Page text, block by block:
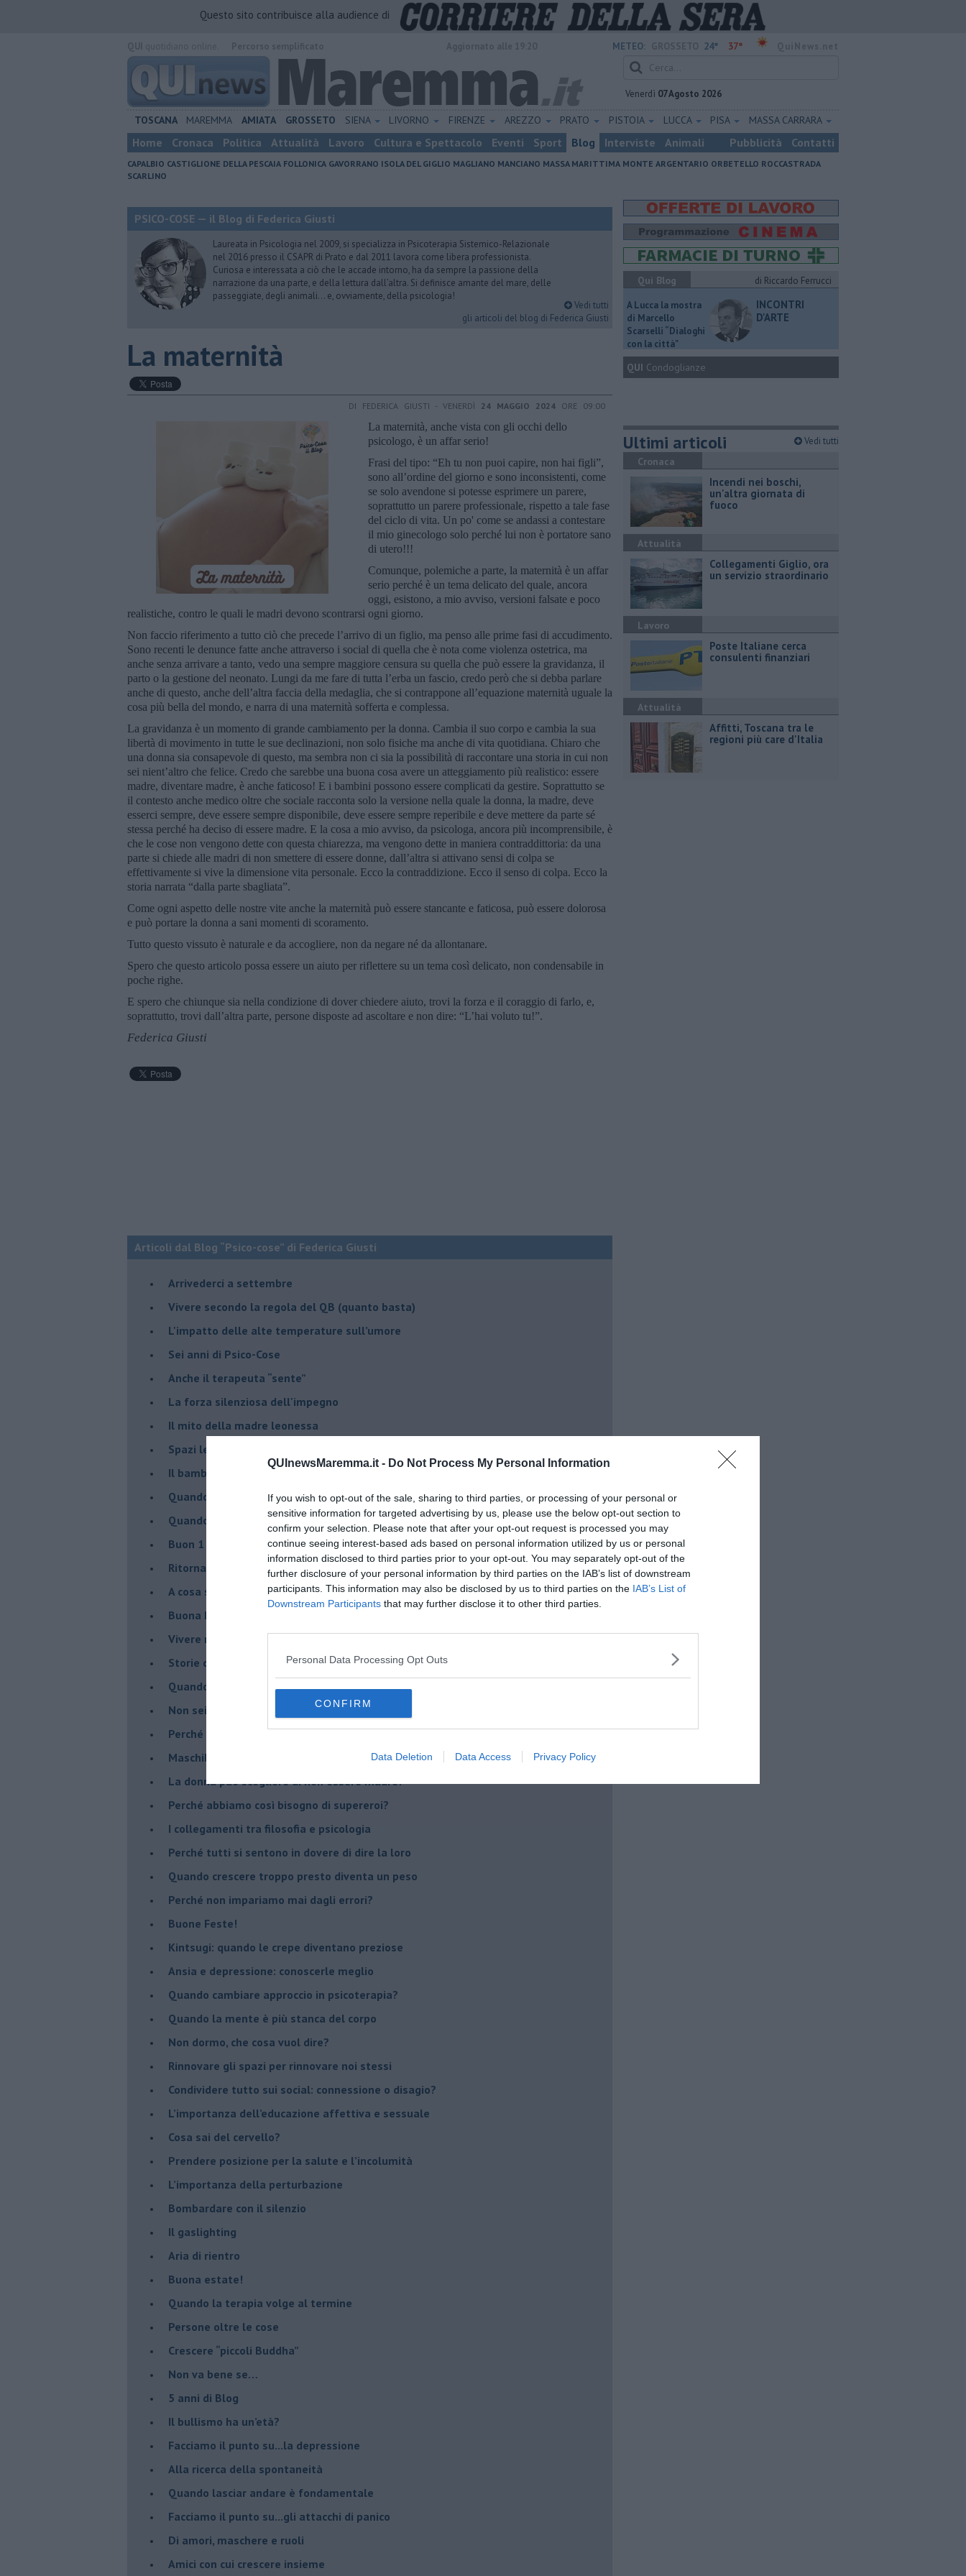
QUInewsMaremma.it - Do Not Process My Personal Information
If you wish to opt-out of the sale, sharing to third parties, or processing of your personal or
sensitive information for targeted advertising by us, please use the below opt-out section to
confirm your selection. Please note that after your opt-out request is processed you may
continue seeing interest-based ads based on personal information utilized by us or personal
information disclosed to third parties prior to your opt-out. You may separately opt-out of the
further disclosure of your personal information by third parties on the IAB’s list of downstream
participants. This information may also be disclosed by us to third parties on the IAB’s List of
Downstream Participants that may further disclose it to other third parties.
Personal Data Processing Opt Outs
CONFIRM
Data Deletion Data Access Privacy Policy
Questo sito contribuisce alla audience di
METEO: 24° 37°
Venerdì 07 Agosto 2026
TOSCANA MAREMMA AMIATA GROSSETO SIENA LIVORNO FIRENZE AREZZO PRATO PISTOIA LUCCA PISA MASSA CARRARA
Home Cronaca Politica Attualità Lavoro Cultura e Spettacolo Eventi Sport Blog Interviste Animali Pubblicità Contatti
CAPALBIO CASTIGLIONE DELLA PESCAIA FOLLONICA GAVORRANO ISOLA DEL GIGLIO MAGLIANO MANCIANO MASSA MARITTIMA MONTE ARGENTARIO ORBETELLO ROCCASTRADA
SCARLINO
PSICO-COSE — il Blog di Federica Giusti
Laureata in Psicologia nel 2009, si specializza in Psicoterapia Sistemico-Relazionale
nel 2016 presso il CSAPR di Prato e dal 2011 lavora come libera professionista.
Curiosa e interessata a ciò che le accade intorno, ha da sempre la passione della
narrazione da una parte, e della lettura dall’altra. Si definisce amante del mare, delle
passeggiate, degli animali… e, ovviamente, della psicologia!
Vedi tutti
gli articoli del blog di Federica Giusti
La maternità
DI FEDERICA GIUSTI - VENERDÌ 24 MAGGIO 2024 ORE 09:00
La maternità, anche vista con gli occhi dello
psicologo, è un affar serio!
Frasi del tipo: “Eh tu non puoi capire, non hai figli”,
sono all’ordine del giorno e sono inconsistenti, come
se solo avendone si potesse esprimere un parere,
soprattutto un parere professionale, rispetto a tale fase
del ciclo di vita. Un po' come se andassi a contestare
il mio ginecologo solo perché lui non è portatore sano
di utero!!!
Comunque, polemiche a parte, la maternità è un affar
serio perché è un tema delicato del quale, ancora
oggi, esistono, a mio avviso, versioni falsate e poco
realistiche, contro le quali le madri devono scontrarsi ogni giorno.
Non faccio riferimento a tutto ciò che precede l’arrivo di un figlio, ma penso alle prime fasi di accudimento.
Sono recenti le denunce fatte anche attraverso i social di quella che è nota come violenza ostetrica, ma
anche senza arrivare a tanto, vedo una sempre maggiore censura su quella che può essere la gravidanza, il
parto o la gestione del neonato. Lungi da me fare di tutta l’erba un fascio, credo però che si debba parlare
anche di questo, anche dell’altra faccia della medaglia, che si contrappone all’equazione maternità uguale la
cosa più bella del mondo, e narra di una maternità sofferta e complessa.
La gravidanza è un momento di grande cambiamento per la donna. Cambia il suo corpo e cambia la sua
libertà di movimento in tutte le sue declinazioni, non solo fisiche ma anche di vita quotidiana. Chiaro che
una donna sia consapevole di questo, ma sembra non ci sia la possibilità di raccontare una storia in cui non
sei nient’altro che felice. Credo che sarebbe una buona cosa avere un atteggiamento più realistico: essere
madre, diventare madre, è anche faticoso! E i bambini possono essere complicati da gestire. Soprattutto se
il contesto anche medico oltre che sociale racconta solo la versione nella quale la donna, la madre, deve
esserci sempre, deve essere sempre disponibile, deve essere sempre reperibile e deve mettere da parte sé
stessa perché ha deciso di essere madre. E la cosa a mio avviso, da psicologa, ancora più incomprensibile, è
che le cose non vengono dette con questa chiarezza, ma vengono dette in maniera contraddittoria: da una
parte si chiede alle madri di non smettere di essere donne, dall’altra si attivano sensi di colpa se
effettivamente si vive la dimensione vita personale. Ecco la contraddizione. Ecco il senso di colpa. Ecco la
storia narrata “dalla parte sbagliata”.
Come ogni aspetto delle nostre vite anche la maternità può essere stancante e faticosa, può essere dolorosa
e può portare la donna a sani momenti di scoramento.
Tutto questo vissuto è naturale e da accogliere, non da negare né da allontanare.
Spero che questo articolo possa essere un aiuto per riflettere su un tema così delicato, non condensabile in
poche righe.
E spero che chiunque sia nella condizione di dover chiedere aiuto, trovi la forza e il coraggio di farlo, e,
soprattutto, trovi dall’altra parte, persone disposte ad ascoltare e non dire: “L’hai voluto tu!”.
Federica Giusti
Articoli dal Blog “Psico-cose” di Federica Giusti
​Arrivederci a settembre
​Vivere secondo la regola del QB (quanto basta)
​L'impatto delle alte temperature sull’umore
Sei anni di Psico-Cose
​Anche il terapeuta “sente”
​La forza silenziosa dell'impegno
​Il mito della madre leonessa
Spazi leggeri per tempi complessi
Il bambino, il marshmallow e il tempo
​Quando cambia il nome di una sindrome
​Quando il terapeuta torna a casa
​Buon 1 Maggio!
Ritornare indietro di vent’anni
​A cosa serve davvero la psicoterapia
​Buona Pasqua e … buona rinascita!
​Vivere nell’incertezza
​Storie di rinascita: i Take That
​Quando la rigidità del terapeuta è fondamentale
​Non sei indietro, stai seguendo il tuo tempo
​Perché abbiamo bisogno di Sanremo?
​Maschilismo inconsapevole
​La donna può scegliere di non essere madre!
​Perché abbiamo così bisogno di supereroi?
​I collegamenti tra filosofia e psicologia
​Perché tutti si sentono in dovere di dire la loro
​Quando crescere troppo presto diventa un peso
​Perché non impariamo mai dagli errori?
​Buone Feste!
​Kintsugi: quando le crepe diventano preziose
Ansia e depressione: conoscerle meglio
Quando cambiare approccio in psicoterapia?
​Quando la mente è più stanca del corpo
Non dormo, che cosa vuol dire?
​Rinnovare gli spazi per rinnovare noi stessi
​Condividere tutto sui social: connessione o disagio?
​L’importanza dell’educazione affettiva e sessuale
​Cosa sai del cervello?
Prendere posizione per la salute e l’incolumità
L’importanza della perturbazione
​Bombardare con il silenzio
Il gaslighting
Aria di rientro
Buona estate!
​Quando la terapia volge al termine
​Persone oltre le cose
​Crescere “piccoli Buddha”
Non va bene se…
​5 anni di Blog
​Il bullismo ha un’età?
Facciamo il punto su...la depressione
​Alla ricerca della spontaneità
​Quando lasciar andare è fondamentale
Facciamo il punto su...gli attacchi di panico
Di amori, maschere e ruoli
​Amici con cui crescere insieme
Qui Blog
di Riccardo Ferrucci
A Lucca la mostra
di Marcello
Scarselli “Dialoghi
con la città"
INCONTRI
D'ARTE
QUI Condoglianze
Ultimi articoli Vedi tutti
Cronaca
Incendi nei boschi,
un'altra giornata di
fuoco
Attualità
Collegamenti Giglio, ora
un servizio straordinario
Lavoro
Poste Italiane cerca
consulenti finanziari
Attualità
Affitti, Toscana tra le
regioni più care d'Italia